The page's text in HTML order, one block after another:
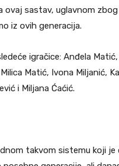
ovaj sastav, uglavnom
iz ovih generacija.
igračice: Anđela
Matić, Ivona Miljanić,
i Miljana Ćaćić.
takvom sistemu koji